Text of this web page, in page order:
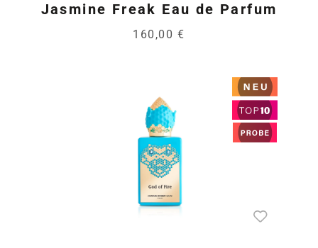
Jasmine Freak Eau de Parfum
160,00 €